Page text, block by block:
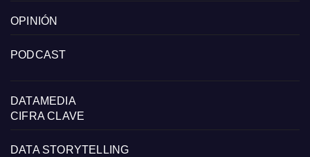
OPINIÓN
PODCAST
DATAMEDIA
CIFRA CLAVE
DATA STORYTELLING